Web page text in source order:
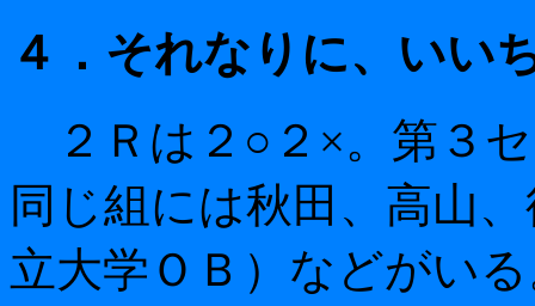
４．それなりに、いい
２Ｒは２○２×。第３
同じ組には秋田、高山
立大学ＯＢ）などがい